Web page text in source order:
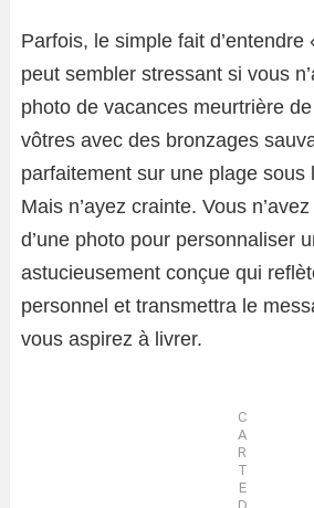
Parfois, le simple fait d’entendre
peut sembler stressant si vous
photo de vacances meurtrière
vôtres avec des bronzages
parfaitement sur une plage sous
Mais n’ayez crainte. Vous
d’une photo pour personnaliser
astucieusement conçue qui
personnel et transmettra le
vous aspirez à livrer.
C
A
R
T
E